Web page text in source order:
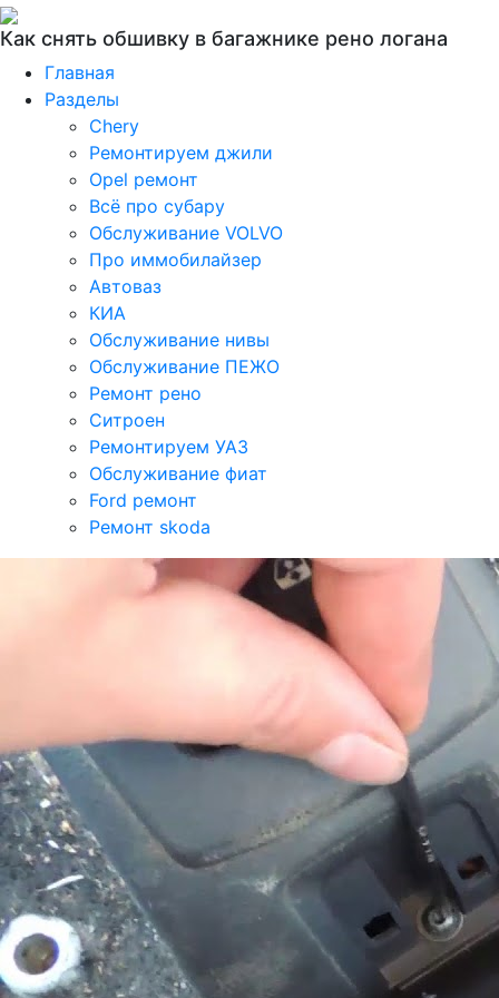
Как снять обшивку в багажнике рено логана
Главная
Разделы
Chery
Ремонтируем джили
Opel ремонт
Всё про субару
Обслуживание VOLVO
Про иммобилайзер
Автоваз
КИА
Обслуживание нивы
Обслуживание ПЕЖО
Ремонт рено
Ситроен
Ремонтируем УАЗ
Обслуживание фиат
Ford ремонт
Ремонт skoda